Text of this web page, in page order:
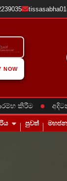
NOW
අදිටන් පුරවර සහන
පුවත් මහජන